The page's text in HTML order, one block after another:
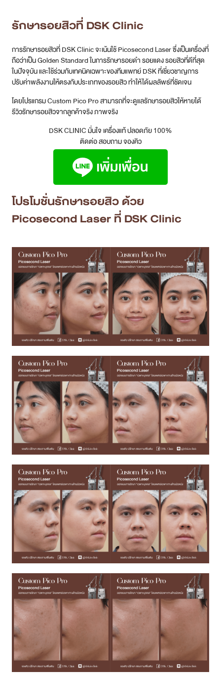
รักษารอยสิวที่ DSK Clinic
การรักษารอยสิวที่ DSK Clinic จะเน้นใช้ Picosecond Laser ซึ่งเป็นเครื่องที่
ถือว่าเป็น Golden Standard ในการรักษารอยดำ รอยแดง รอยสิวที่ดีที่สุด
ในปัจจุบัน และใช้ร่วมกับเทคนิคเฉพาะของทีมแพทย์ DSK ที่เชี่ยวชาญการ
ปรับค่าพลังงานให้ตรงกับประเภทของรอยสิว ทำให้ได้ผลลัพธ์ที่ชัดเจน
โดยโปรแกรม Custom Pico Pro สามารถที่จะดูแลรักษารอยสิวให้หายได้
รีวิวรักษารอยสิวจากลูกค้าจริง ภาพจริง
DSK CLINIC มั่นใจ เครื่องแท้ ปลอดภัย 100%
ติดต่อ สอบถาม จองคิว
โปรโมชั่นรักษารอยสิว ด้วย
Picosecond Laser ที่ DSK Clinic